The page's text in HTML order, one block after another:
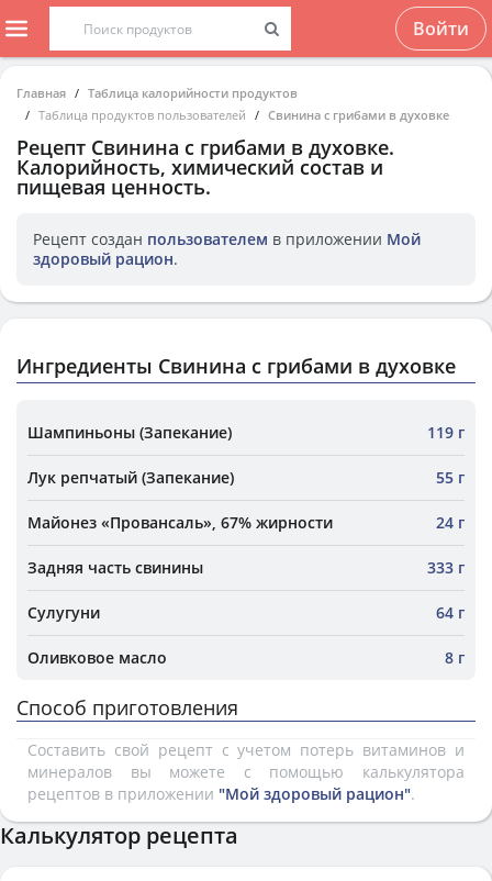
Войти
Главная
Таблица калорийности продуктов
Таблица продуктов пользователей
Свинина с грибами в духовке
Рецепт Свинина с грибами в духовке.
Калорийность, химический состав и
пищевая ценность.
Рецепт создан пользователем в приложении Мой
здоровый рацион.
Ингредиенты Свинина с грибами в духовке
Шампиньоны (Запекание) 119 г
Лук репчатый (Запекание) 55 г
Майонез «Провансаль», 67% жирности 24 г
Задняя часть свинины 333 г
Сулугуни 64 г
Оливковое масло 8 г
Способ приготовления
Составить свой рецепт с учетом потерь витаминов и
минералов вы можете с помощью калькулятора
рецептов в приложении "Мой здоровый рацион".
Калькулятор рецепта